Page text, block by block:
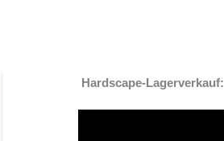
Hardscape-Lagerverkauf: